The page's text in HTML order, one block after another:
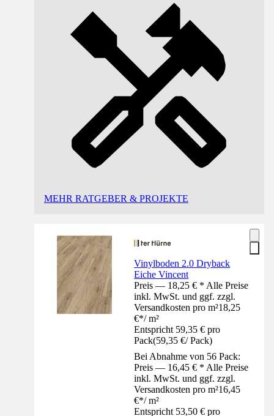
MEHR RATGEBER & PROJEKTE
Vinylboden 2.0 Dryback
Eiche Vincent
Preis — 18,25 € * Alle Preise
inkl. MwSt. und ggf. zzgl.
Versandkosten pro m²18,25
€*/ m²
Entspricht 59,35 € pro
Pack(59,35 €/ Pack)
Bei Abnahme von 56 Pack:
Preis — 16,45 € * Alle Preise
inkl. MwSt. und ggf. zzgl.
Versandkosten pro m²16,45
€*/ m²
Entspricht 53,50 € pro